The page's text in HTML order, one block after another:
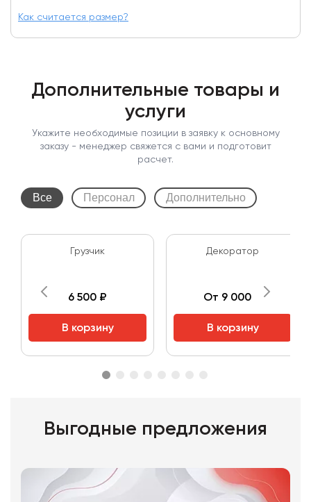
Как считается размер?
Дополнительные товары и
услуги
Укажите необходимые позиции в заявку к основному
заказу - менеджер свяжется с вами и подготовит
расчет.
Все Персонал Дополнительно
Грузчик
6 500 ₽
В корзину
Декоратор
От 9 000 ₽
В корзину
Выгодные предложения